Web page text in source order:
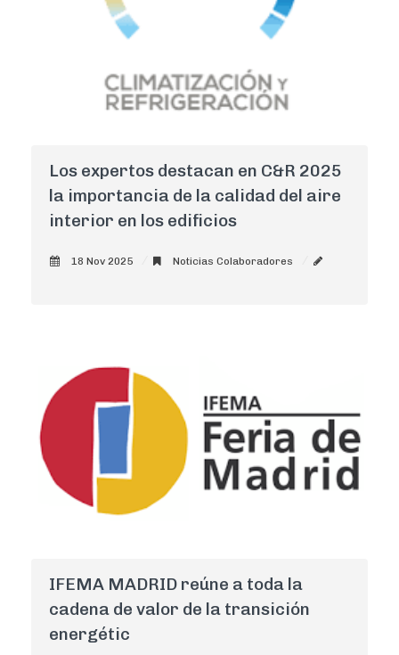
Los expertos destacan en C&R 2025
la importancia de la calidad del aire
interior en los edificios
18 Nov 2025
Noticias Colaboradores
IFEMA MADRID reúne a toda la
cadena de valor de la transición
energétic